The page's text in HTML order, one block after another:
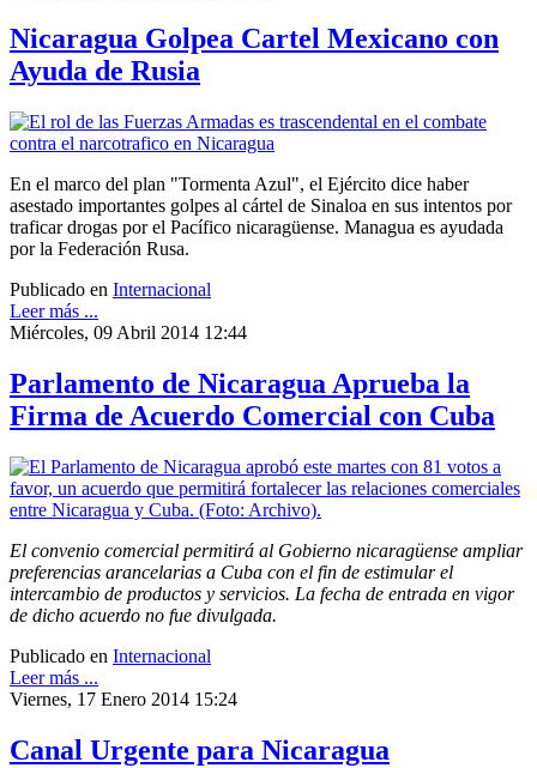
Nicaragua Golpea Cartel Mexicano con
Ayuda de Rusia
En el marco del plan "Tormenta Azul", el Ejército dice haber
asestado importantes golpes al cártel de Sinaloa en sus intentos por
traficar drogas por el Pacífico nicaragüense. Managua es ayudada
por la Federación Rusa.
Publicado en Internacional
Leer más ...
Miércoles, 09 Abril 2014 12:44
Parlamento de Nicaragua Aprueba la
Firma de Acuerdo Comercial con Cuba
El convenio comercial permitirá al Gobierno nicaragüense ampliar
preferencias arancelarias a Cuba con el fin de estimular el
intercambio de productos y servicios. La fecha de entrada en vigor
de dicho acuerdo no fue divulgada.
Publicado en Internacional
Leer más ...
Viernes, 17 Enero 2014 15:24
Canal Urgente para Nicaragua